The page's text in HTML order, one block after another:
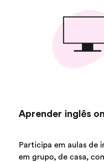
Aprender inglês
Participa em aulas de
em grupo, de casa,